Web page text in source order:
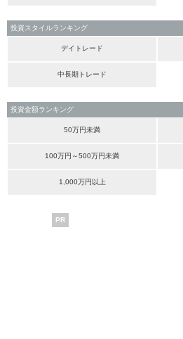
投資スタイルランキング
デイトレード
中長期トレード
投資金額ランキング
50万円未満
100万円～500万円未満
1,000万円以上
PR